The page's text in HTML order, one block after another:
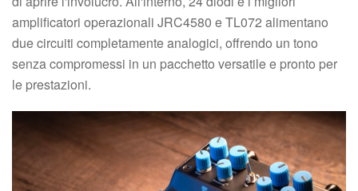
amplificatori operazionali JRC4580 e TL072 alimentano
due circuiti completamente analogici, offrendo un tono
senza compromessi in un pacchetto versatile e pronto per
le prestazioni.